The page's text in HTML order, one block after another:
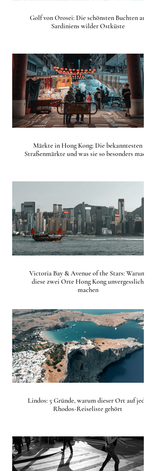
Golf von Orosei: Die schönsten Buchten an
Sardiniens wilder Ostküste
Märkte in Hong Kong: Die bekanntesten
Straßenmärkte und was sie so besonders macht
Victoria Bay & Avenue of the Stars: Warum
diese zwei Orte Hong Kong unvergesslich
machen
Lindos: 5 Gründe, warum dieser Ort auf jede
Rhodos-Reiseliste gehört